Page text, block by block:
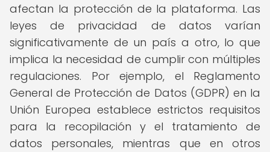
afectan la protección de la plataforma. Las
leyes de privacidad de datos varían
significativamente de un país a otro, lo que
implica la necesidad de cumplir con múltiples
regulaciones. Por ejemplo, el Reglamento
General de Protección de Datos (GDPR) en la
Unión Europea establece estrictos requisitos
para la recopilación y el tratamiento de
datos personales, mientras que en otros